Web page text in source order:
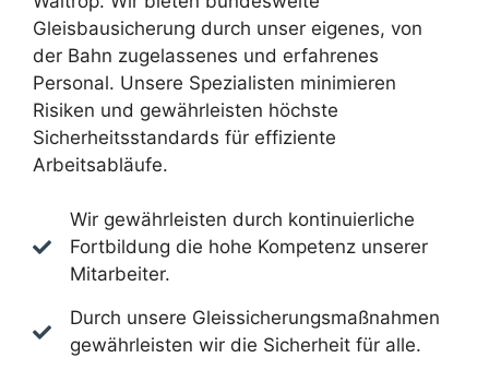
Gleisbausicherung durch unser eigenes, von
der Bahn zugelassenes und erfahrenes
Personal. Unsere Spezialisten minimieren
Risiken und gewährleisten höchste
Sicherheitsstandards für effiziente
Arbeitsabläufe.
Wir gewährleisten durch kontinuierliche
Fortbildung die hohe Kompetenz unserer
Mitarbeiter.
Durch unsere Gleissicherungsmaßnahmen
gewährleisten wir die Sicherheit für alle.